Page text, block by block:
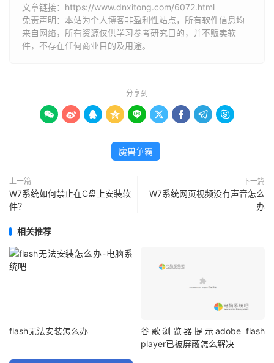
文章链接： https://www.dnxitong.com/6072.html
免责声明：本站为个人博客非盈利性站点，所有软件信息均
来自网络，所有资源仅供学习参考研究目的，并不贩卖软
件，不存在任何商业目的及用途。
分享到
        
魔兽争霸
上一篇
W7系统如何禁止在C盘上安装软
件？
下一篇
W7系统网页视频没有声音怎么
办
相关推荐
flash无法安装怎么办
谷歌浏览器提示adobe flash
player已被屏蔽怎么解决